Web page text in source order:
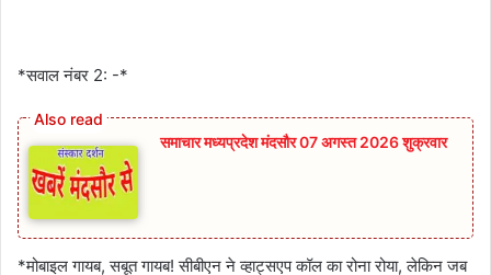
*सवाल नंबर 2: -*
समाचार मध्यप्रदेश मंदसौर 07 अगस्त 2026 शुक्रवार
*मोबाइल गायब, सबूत गायब! सीबीएन ने व्हाट्सएप कॉल का रोना रोया, लेकिन जब